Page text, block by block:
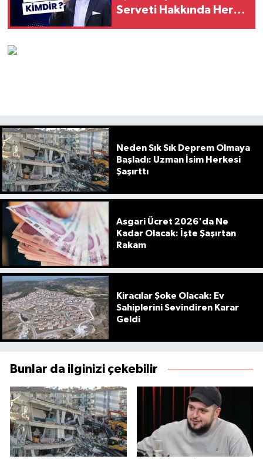
Serveti Hakkında Her
Neden Sık Sık Deprem Olmaya
Başladı: Uzman İsim Herkesi
Şaşırttı
Asgari Ücret 2026'da Ne
Kadar Olacak: İşte Şaşırtan
Rakam
Kiracılar Şoke Olacak: Ev
Sahiplerini Sevindiren Karar
Geldi
Bunlar da ilginizi çekebilir